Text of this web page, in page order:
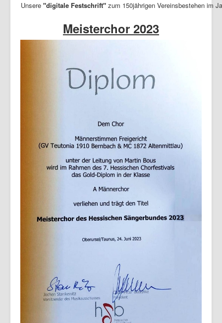
Unsere "digitale Festschrift" zum 150jährigen Vereinsbestehen im
Meisterchor 2023